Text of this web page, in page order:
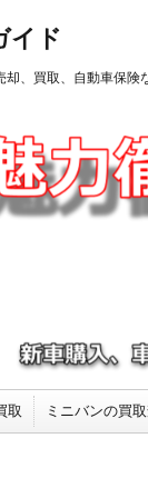
イド
、買取、自動車保
取 ミニバンの買